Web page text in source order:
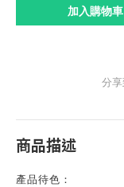
加入購物車
分享
商品描述
產品待色：